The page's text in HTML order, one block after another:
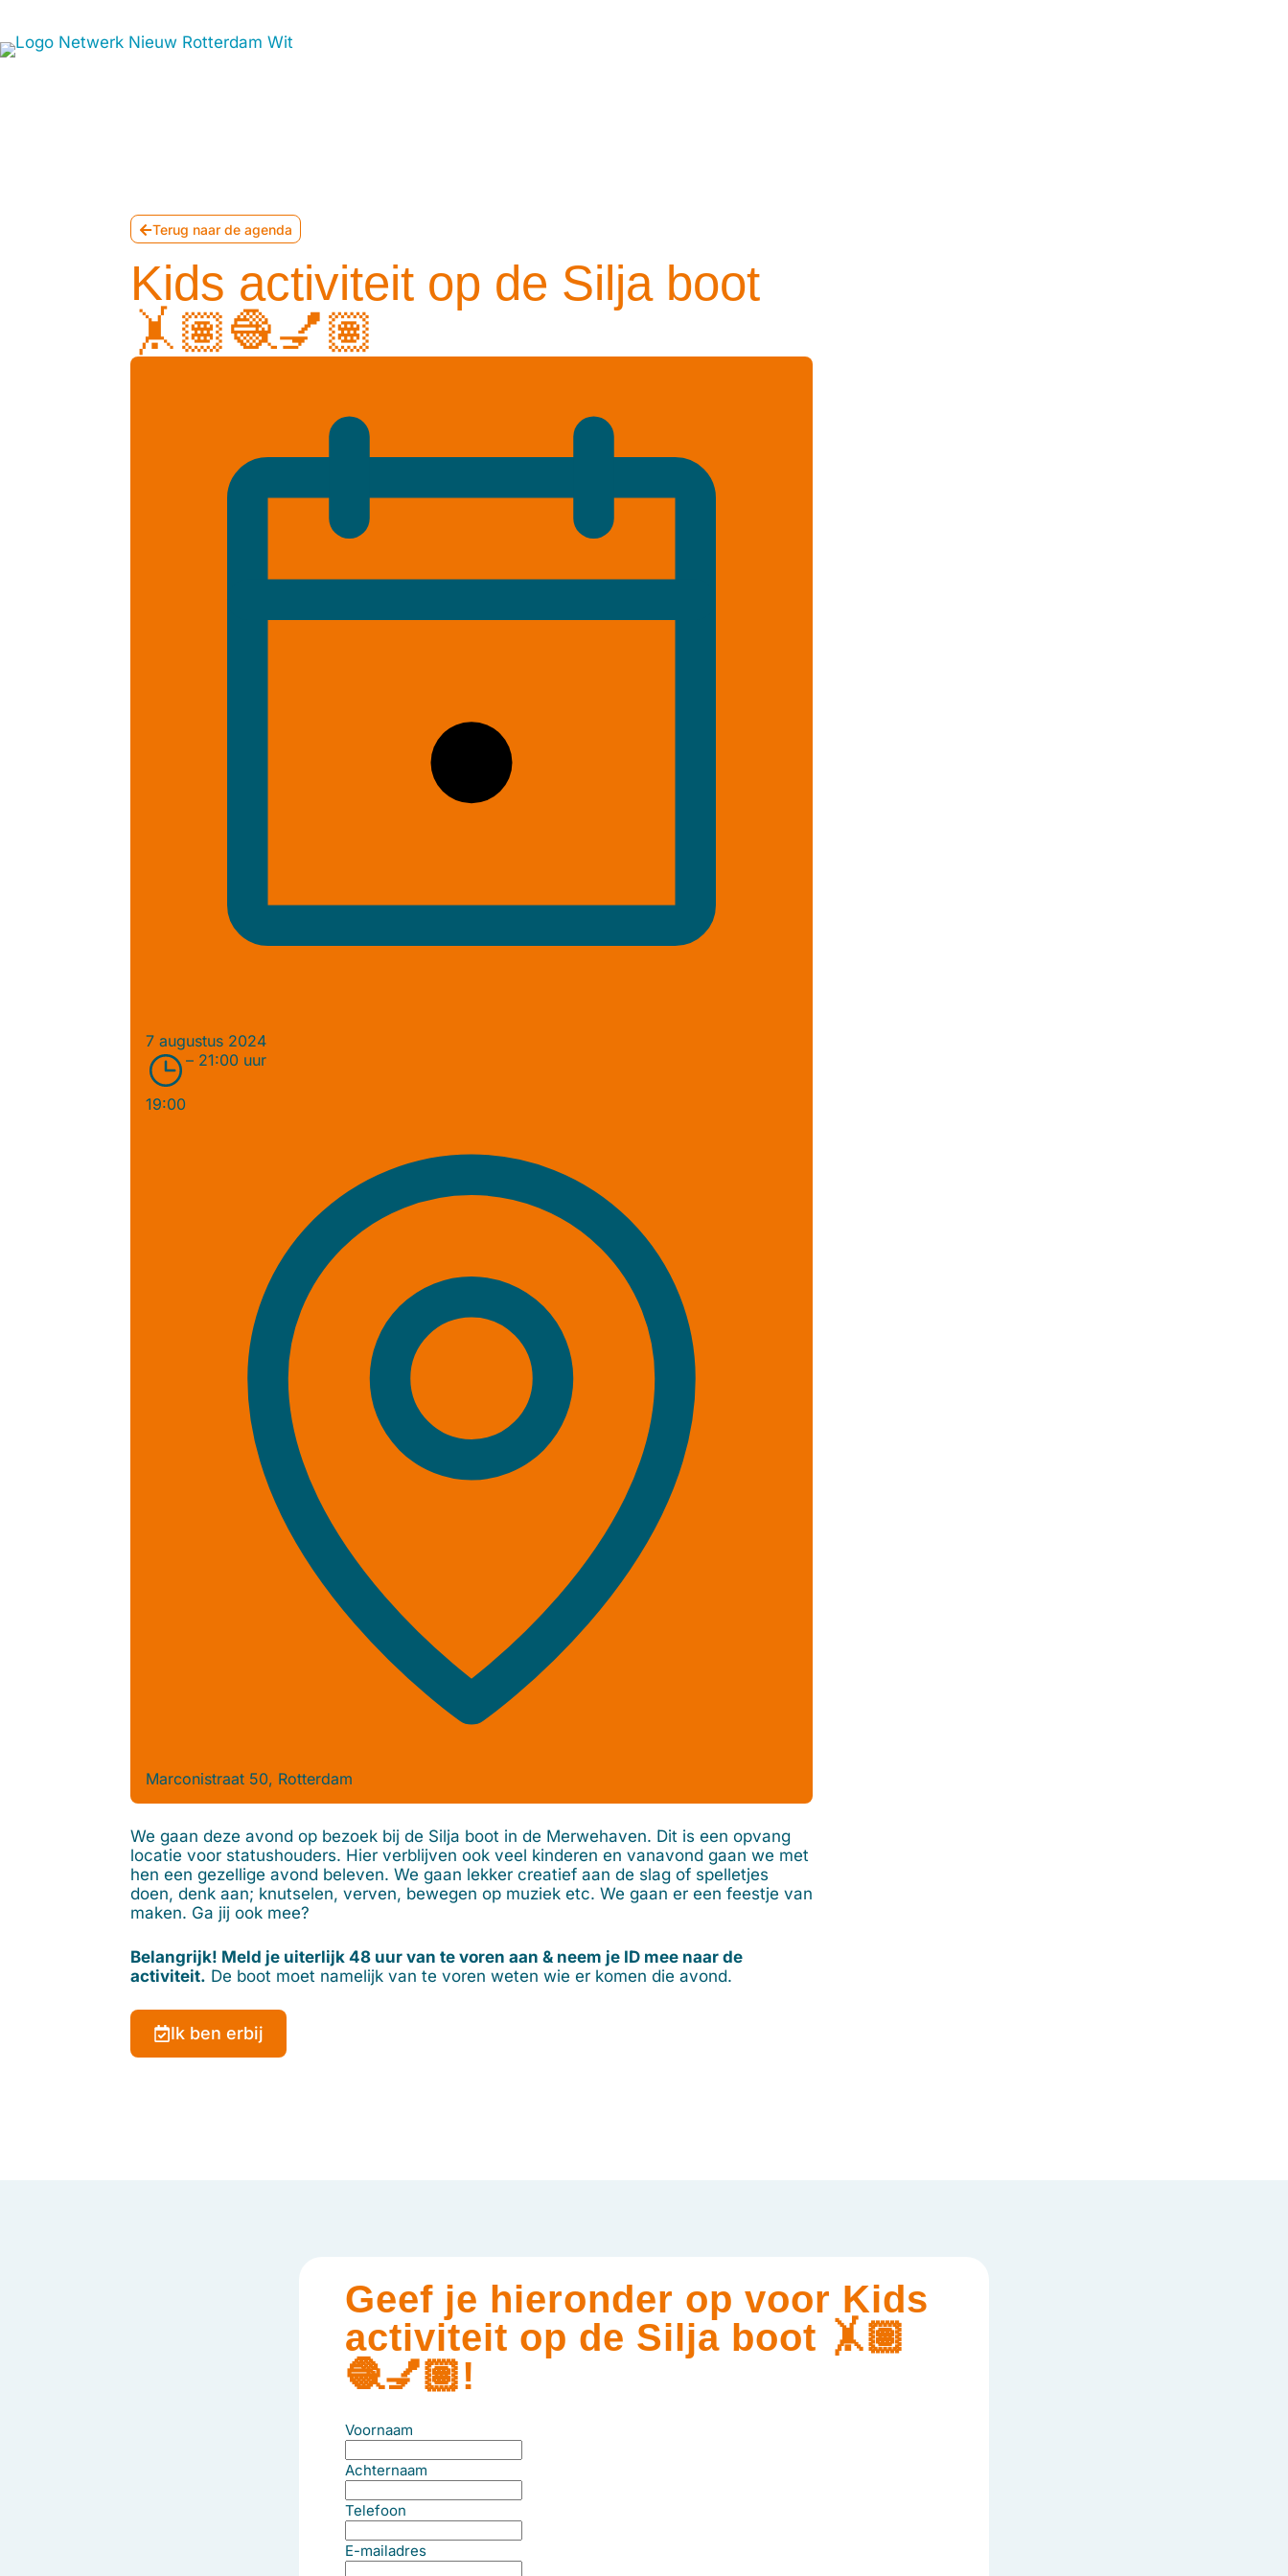
Terug naar de agenda
Kids activiteit op de Silja boot
🤸🏽🧶💅🏽
7 augustus 2024
19:00
– 21:00 uur
Marconistraat 50, Rotterdam
We gaan deze avond op bezoek bij de Silja boot in de Merwehaven. Dit is een opvang
locatie voor statushouders. Hier verblijven ook veel kinderen en vanavond gaan we met
hen een gezellige avond beleven. We gaan lekker creatief aan de slag of spelletjes
doen, denk aan; knutselen, verven, bewegen op muziek etc. We gaan er een feestje van
maken. Ga jij ook mee?
Belangrijk! Meld je uiterlijk 48 uur van te voren aan & neem je ID mee naar de
activiteit. De boot moet namelijk van te voren weten wie er komen die avond.
Ik ben erbij
Geef je hieronder op voor Kids
activiteit op de Silja boot 🤸🏽
🧶💅🏽!
Voornaam
Achternaam
Telefoon
E-mailadres